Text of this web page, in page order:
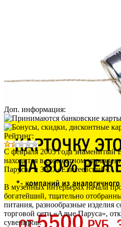
Доп. информация:
Рейтинг:
С февраля 2005 года знаменитый
находится в совместном
Паруса» и ЗАО «Елисеевский».
В музейных интерьерах начала
богатейший, тщательно
питания, разнообразные изделия
торговой сети «Алые Паруса»,
сувениров.